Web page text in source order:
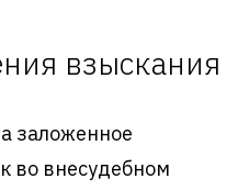
взыскания
заложенное
во внесудебном